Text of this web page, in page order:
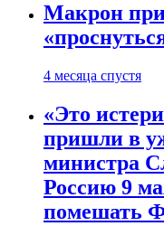
Макрон
4 месяца спустя
«Это
пришли в
министра
Россию 9
помешать